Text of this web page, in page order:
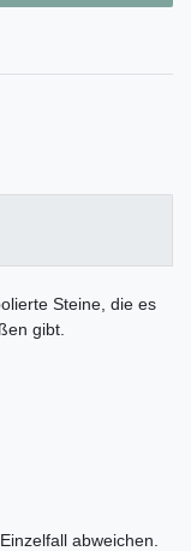
Steine, die es
gibt.
abweichen.